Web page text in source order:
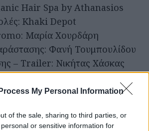
My Personal Information
of the sale, sharing to third parties, or
or sensitive information for
Hair Spa by Athanasios
Khaki Depot
Μαρία Χουρδάρη
Φανή Τουμπουλίδου
– Trailer: Νικήτας Χάσκας
[βιβλιοτεχνία]
Βάσω Σωτηρίου –
Α.Μ.Κ.Ε.